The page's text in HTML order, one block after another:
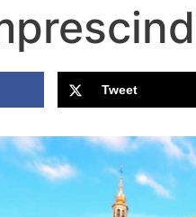
Tweet